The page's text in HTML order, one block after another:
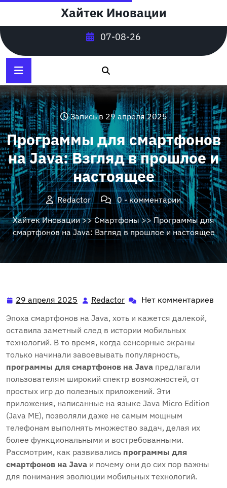
содержимому
Хайтек Иновации
07-08-26
Запись в 29 апреля 2025
Программы для смартфонов
на Java: Взгляд в прошлое и
настоящее
Redactor
0 - комментарии
Хайтек Иновации>>Смартфоны>> Программы для
смартфонов на Java: Взгляд в прошлое и настоящее
29 апреля 2025 29
2025
Redactor Redactor
Нет комментариев
Эпоха смартфонов на Java, хоть и кажется далекой,
оставила заметный след в истории мобильных
технологий. В то время, когда сенсорные экраны
только начинали завоевывать популярность,
программы для смартфонов на Java предлагали
пользователям широкий спектр возможностей, от
простых игр до полезных приложений. Эти
приложения, написанные на языке Java Micro Edition
(Java ME), позволяли даже не самым мощным
телефонам выполнять множество задач, делая их
более функциональными и востребованными.
Рассмотрим, как развивались программы для
смартфонов на Java и почему они до сих пор важны
для понимания эволюции мобильных технологий.